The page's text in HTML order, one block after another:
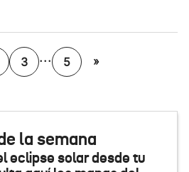
3 ... 5 »
la semana
eclipse solar desde tu